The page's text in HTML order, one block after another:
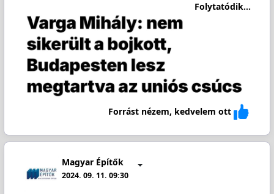
Folytatódik...
Forrást nézem, kedvelem ott
Magyar Építők
2024. 09. 11. 09:30